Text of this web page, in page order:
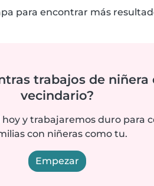
para encontrar más
trabajos de niñera
vecindario?
y trabajaremos duro para
con niñeras como tu.
Empezar